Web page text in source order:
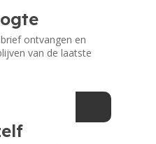
ontvangen en
van de laatste